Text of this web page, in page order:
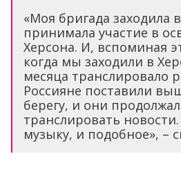
«Моя бригада заходила
принимала участие в
Херсона. И, вспоминая
когда мы заходили в
месяца транслировало
Россияне поставили
берегу, и они
транслировать
музыку, и подобное», –